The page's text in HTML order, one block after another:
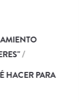
/
HACER PARA